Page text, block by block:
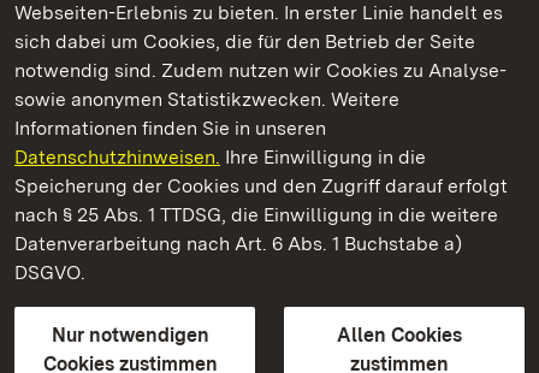
Webseiten-Erlebnis zu bieten. In erster Linie handelt es
sich dabei um Cookies, die für den Betrieb der Seite
notwendig sind. Zudem nutzen wir Cookies zu Analyse-
sowie anonymen Statistikzwecken. Weitere
Informationen finden Sie in unseren
Datenschutzhinweisen. Ihre Einwilligung in die
Speicherung der Cookies und den Zugriff darauf erfolgt
nach § 25 Abs. 1 TTDSG, die Einwilligung in die weitere
Datenverarbeitung nach Art. 6 Abs. 1 Buchstabe a)
DSGVO.
Nur notwendigen
Cookies zustimmen
Allen Cookies
zustimmen
Kommen. Staunen. Genießen.
Residenzschloss Ludwigsburg
Staatliche Schlösser und Gärten Baden-Württemberg
Kontakt
GebärdenspracheLeichte Sprache
Erklärung zur Barrierefreiheit
BITV-konform (geprüfte Seiten)